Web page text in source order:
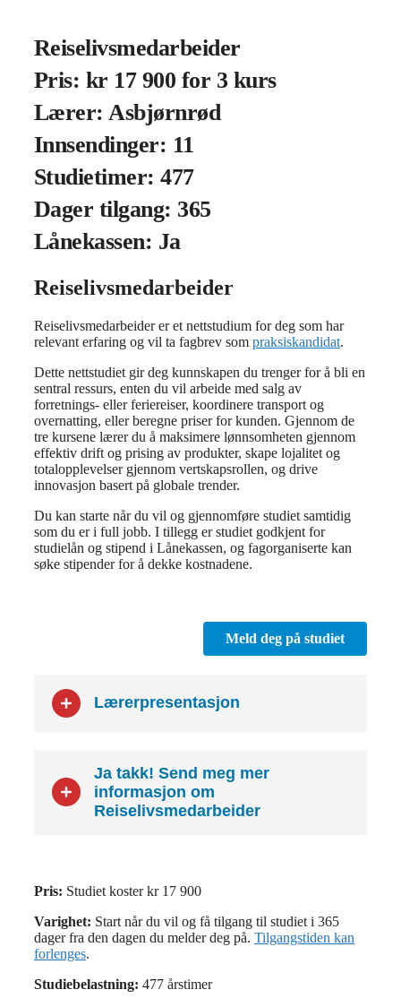
Reiselivsmedarbeider
Pris: kr 17 900 for 3 kurs
Lærer: Asbjørnrød
Innsendinger: 11
Studietimer: 477
Dager tilgang: 365
Lånekassen: Ja
Reiselivsmedarbeider
Reiselivsmedarbeider er et nettstudium for deg som har
relevant erfaring og vil ta fagbrev som praksiskandidat.
Dette nettstudiet gir deg kunnskapen du trenger for å bli en
sentral ressurs, enten du vil arbeide med salg av
forretnings- eller feriereiser, koordinere transport og
overnatting, eller beregne priser for kunden. Gjennom de
tre kursene lærer du å maksimere lønnsomheten gjennom
effektiv drift og prising av produkter, skape lojalitet og
totalopplevelser gjennom vertskapsrollen, og drive
innovasjon basert på globale trender.
Du kan starte når du vil og gjennomføre studiet samtidig
som du er i full jobb. I tillegg er studiet godkjent for
studielån og stipend i Lånekassen, og fagorganiserte kan
søke stipender for å dekke kostnadene.
Meld deg på studiet
Lærerpresentasjon
Ja takk! Send meg mer
informasjon om
Reiselivsmedarbeider
Pris: Studiet koster kr 17 900
Varighet: Start når du vil og få tilgang til studiet i 365
dager fra den dagen du melder deg på. Tilgangstiden kan
forlenges.
Studiebelastning: 477 årstimer